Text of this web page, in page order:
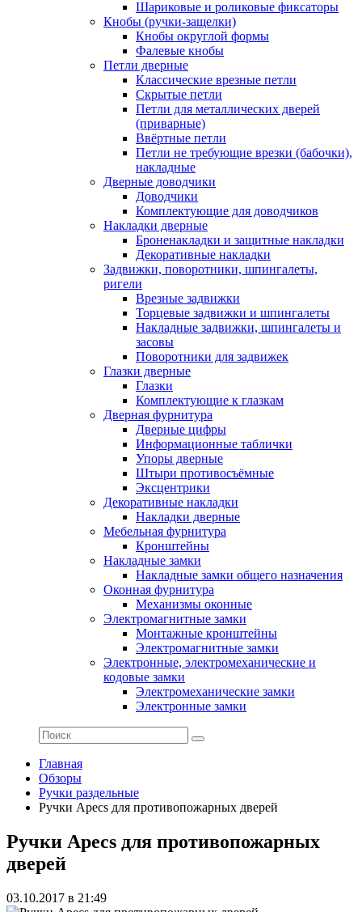
Шариковые и роликовые фиксаторы
Кнобы (ручки-защелки)
Кнобы округлой формы
Фалевые кнобы
Петли дверные
Классические врезные петли
Скрытые петли
Петли для металлических дверей
(приварные)
Ввёртные петли
Петли не требующие врезки (бабочки),
накладные
Дверные доводчики
Доводчики
Комплектующие для доводчиков
Накладки дверные
Броненакладки и защитные накладки
Декоративные накладки
Задвижки, поворотники, шпингалеты,
ригели
Врезные задвижки
Торцевые задвижки и шпингалеты
Накладные задвижки, шпингалеты и
засовы
Поворотники для задвижек
Глазки дверные
Глазки
Комплектующие к глазкам
Дверная фурнитура
Дверные цифры
Информационные таблички
Упоры дверные
Штыри противосъёмные
Эксцентрики
Декоративные накладки
Накладки дверные
Мебельная фурнитура
Кронштейны
Накладные замки
Накладные замки общего назначения
Оконная фурнитура
Механизмы оконные
Электромагнитные замки
Монтажные кронштейны
Электромагнитные замки
Электронные, электромеханические и
кодовые замки
Электромеханические замки
Электронные замки
Главная
Обзоры
Ручки раздельные
Ручки Apecs для противопожарных дверей
Ручки Apecs для противопожарных
дверей
03.10.2017 в 21:49